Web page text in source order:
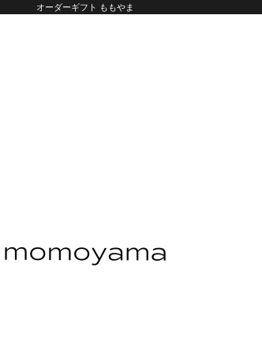
オーダーギフト ももやま